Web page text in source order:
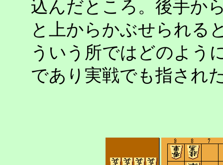
込んだところ。後手か
と上からかぶせられる
ういう所ではどのよう
であり実戦でも指され